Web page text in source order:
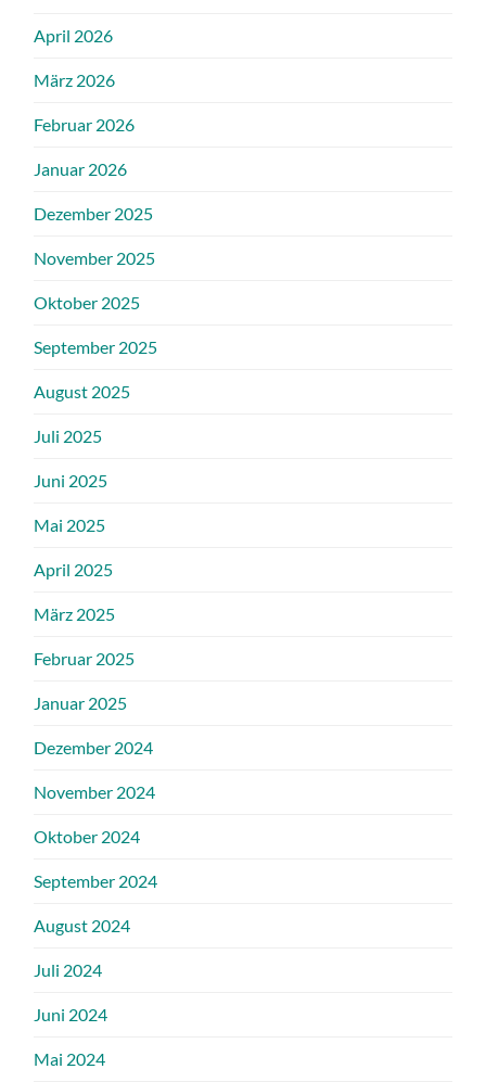
April 2026
März 2026
Februar 2026
Januar 2026
Dezember 2025
November 2025
Oktober 2025
September 2025
August 2025
Juli 2025
Juni 2025
Mai 2025
April 2025
März 2025
Februar 2025
Januar 2025
Dezember 2024
November 2024
Oktober 2024
September 2024
August 2024
Juli 2024
Juni 2024
Mai 2024